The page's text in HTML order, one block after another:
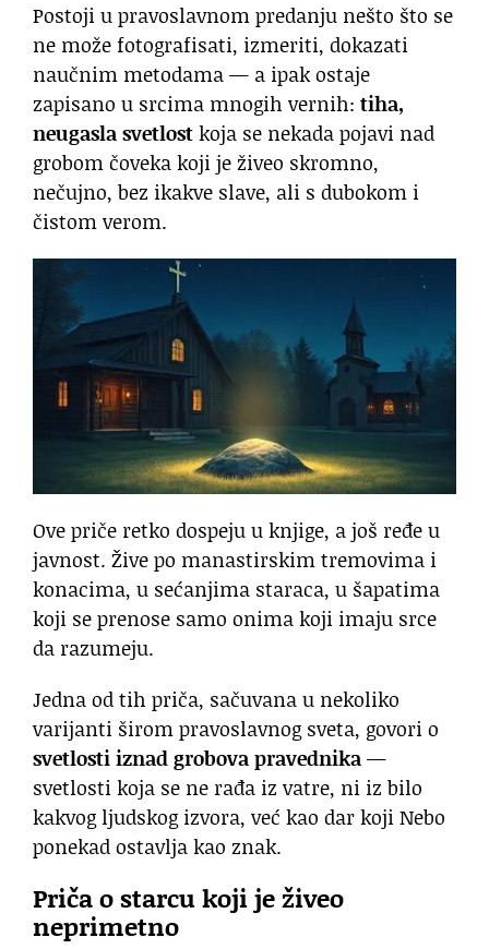
Postoji u pravoslavnom predanju nešto što se
ne može fotografisati, izmeriti, dokazati
naučnim metodama — a ipak ostaje
zapisano u srcima mnogih vernih: tiha,
neugasla svetlostkoja se nekada pojavi nad
grobom čoveka koji je živeo skromno,
nečujno, bez ikakve slave, ali s dubokom i
čistom verom.
Ove priče retko dospeju u knjige, a još ređe u
javnost. Žive po manastirskim tremovima i
konacima, u sećanjima staraca, u šapatima
koji se prenose samo onima koji imaju srce
da razumeju.
Jedna od tih priča, sačuvana u nekoliko
varijanti širom pravoslavnog sveta, govori o
svetlosti iznad grobova pravednika—
svetlosti koja se ne rađa iz vatre, ni iz bilo
kakvog ljudskog izvora, već kao dar koji Nebo
ponekad ostavlja kao znak.
Priča o starcu koji je živeo
neprimetno